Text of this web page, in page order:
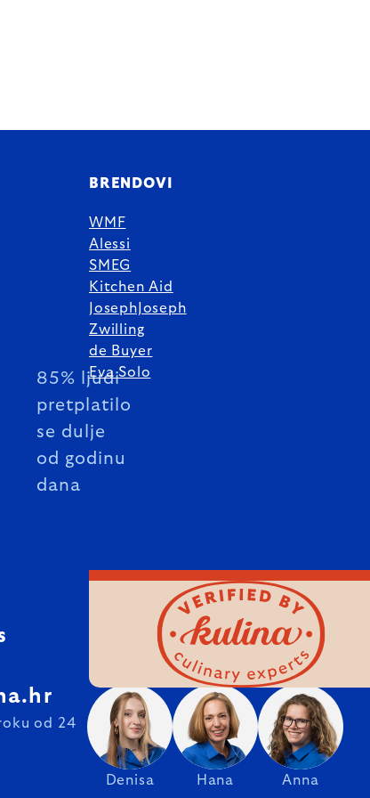
85% ljudi
pretplatilo
se dulje
od godinu
dana
BRENDOVI
WMF
Alessi
SMEG
Kitchen Aid
JosephJoseph
Zwilling
de Buyer
Eva Solo
Denisa Hana Anna
od 24